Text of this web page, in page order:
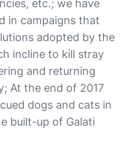
etc.; we have
in campaigns that
adopted by the
incline to kill stray
and returning
At the end of 2017
dogs and cats in
built-up of Galati